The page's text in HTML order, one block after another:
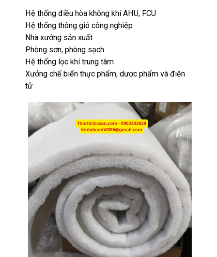
Hệ thống điều hòa không khí AHU, FCU
Hệ thống thông gió công nghiệp
Nhà xưởng sản xuất
Phòng sơn, phòng sạch
Hệ thống lọc khí trung tâm
Xưởng chế biến thực phẩm, dược phẩm và điện
tử